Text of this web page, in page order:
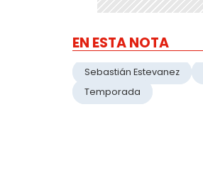
EN ESTA NOTA
Sebastián Estevanez
Temporada